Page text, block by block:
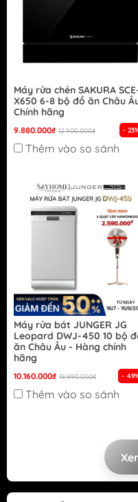
Máy rửa chén SAKURA
X650 6-8 bộ đồ ăn Châu
Chính hãng
9.880.000₫ 12.900.000₫ -
Thêm vào so sánh
Máy rửa bát JUNGER JG
Leopard DWJ-450 10 bộ
ăn Châu Âu - Hàng chính
hãng
10.160.000₫ 19.990.000₫ -
Thêm vào so sánh